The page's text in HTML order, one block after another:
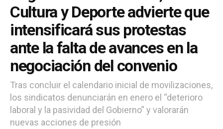
Cultura y Deporte advierte que
intensificará sus protestas
ante la falta de avances en la
negociación del convenio
Tras concluir el calendario inicial de movilizaciones,
los sindicatos denunciarán en enero el “deterioro
laboral y la pasividad del Gobierno” y valorarán
nuevas acciones de presión